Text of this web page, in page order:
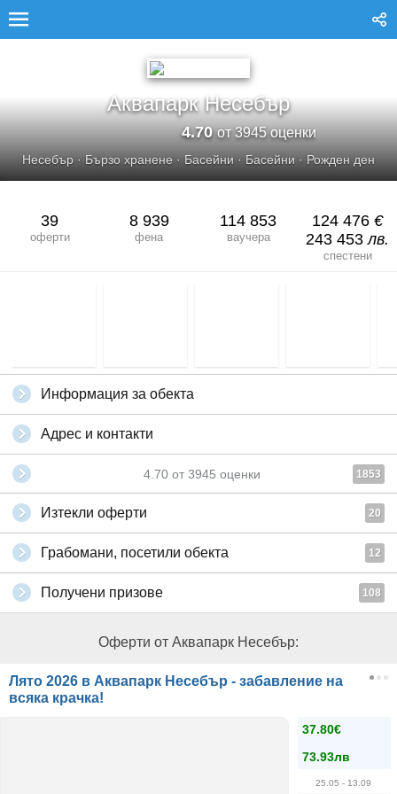
Аквапарк Несебър
4.70от 3945 оценки
Несебър · Бързо хранене · Басейни · Басейни · Рожден ден
39
оферти
8 939
фена
114 853
ваучера
124 476 €
243 453лв.
спестени
Информация за обекта
Адрес и контакти
4.70 от 3945 оценки 1853
Изтекли оферти 20
Грабомани, посетили обекта 12
Получени призове 108
Оферти от Аквапарк Несебър:
Лято 2026 в Аквапарк Несебър - забавление на
всяка крачка!
37.80€
73.93лв
25.05 - 13.09